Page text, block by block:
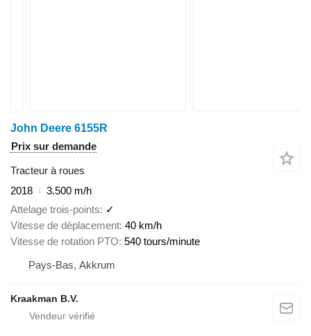
John Deere 6155R
Prix sur demande
Tracteur à roues
2018
3.500 m/h
Attelage trois-points
✓
Vitesse de déplacement 40 km/h
Vitesse de rotation PTO 540 tours/minute
Pays-Bas, Akkrum
Kraakman B.V.